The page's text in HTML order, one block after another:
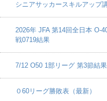
シニアサッカースキルアップ
2026年 JFA 第14回全日本 O-
戦0719結果
7/12 O50 1部リーグ 第3節結果
０60リーグ勝敗表（最新）